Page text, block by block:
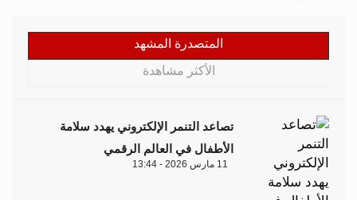
المتصدرة المشهد
الأكثر مشاهدة
تصاعد التنمر الإلكتروني يهدد سلامة
الأطفال في العالم الرقمي
11 مارس 2026 - 13:44